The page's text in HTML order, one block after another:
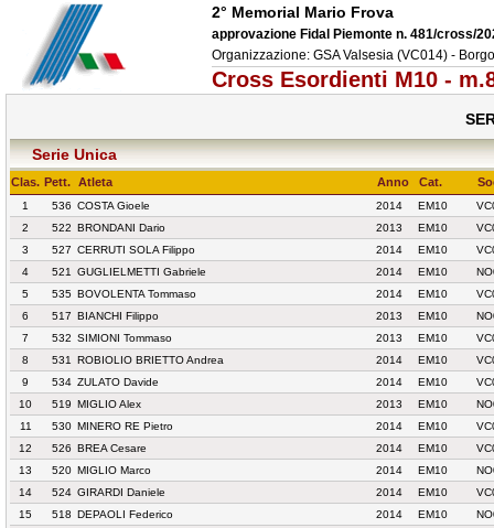
2° Memorial Mario Frova
approvazione Fidal Piemonte n. 481/cross/
Organizzazione: GSA Valsesia (VC014) -
Cross Esordienti M10 -
Serie Unica
Clas. Pett. Atleta Anno Cat.
1 536 COSTA Gioele 2014 EM10
2
522 BRONDANI Dario 2013 EM10
3
527 CERRUTI SOLA Filippo 2014 EM10
4
521 GUGLIELMETTI Gabriele 2014 EM10
5
535 BOVOLENTA Tommaso 2014 EM10
6
517 BIANCHI Filippo 2013 EM10
7
532 SIMIONI Tommaso 2013 EM10
8
531 ROBIOLIO BRIETTO Andrea 2014 EM10
9
534 ZULATO Davide 2014 EM10
10
519 MIGLIO Alex 2013 EM10
11
530 MINERO RE Pietro 2014 EM10
12
526 BREA Cesare 2014 EM10
13
520 MIGLIO Marco 2014 EM10
14
524 GIRARDI Daniele 2014 EM10
15
518 DEPAOLI Federico 2014 EM10